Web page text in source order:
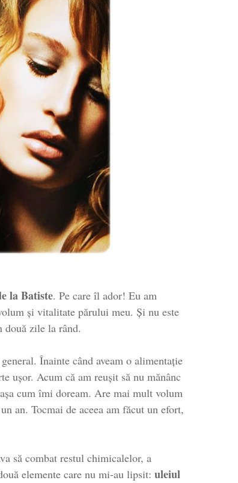
la Batiste. Pe care îl ador! Eu am
și vitalitate părului meu. Și nu este
două zile la rând.
Înainte când aveam o alimentație
ușor. Acum că am reușit să nu mănânc
cum îmi doream. Are mai mult volum
an. Tocmai de aceea am făcut un efort,
să combat restul chimicalelor, a
elemente care nu mi-au lipsit: uleiul